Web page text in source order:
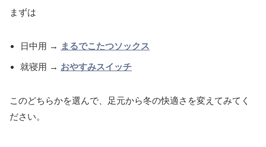
まずは
日中用 → まるでこたつソックス
就寝用 → おやすみスイッチ
このどちらかを選んで、足元から冬の快適さを変えてみてく
ださい。